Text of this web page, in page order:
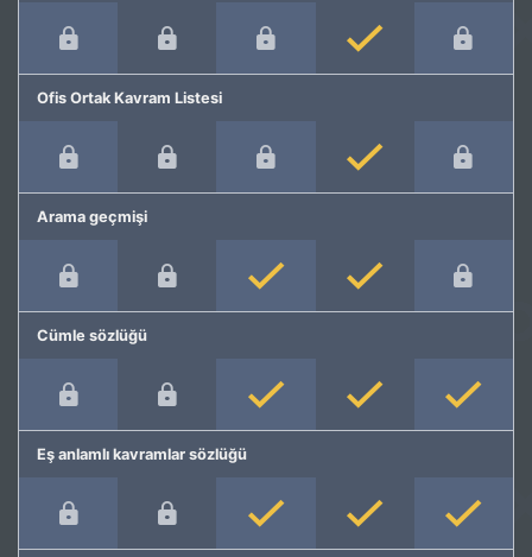
Ofis Ortak Kavram Listesi
Arama geçmişi
Cümle sözlüğü
Eş anlamlı kavramlar sözlüğü